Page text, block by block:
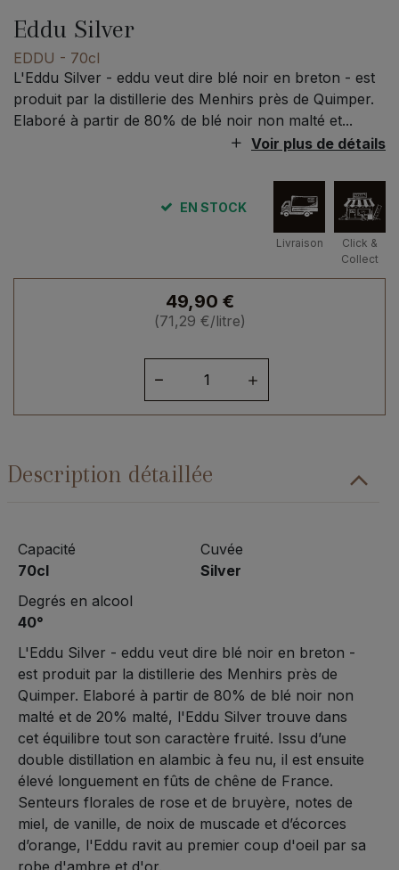
Eddu Silver
EDDU - 70cl
L'Eddu Silver - eddu veut dire blé noir en breton - est
produit par la distillerie des Menhirs près de Quimper.
Elaboré à partir de 80% de blé noir non malté et...
Voir plus de détails
EN STOCK
Livraison
Click &
Collect
49,90 €
(71,29 €/litre)
Eddu
Description détaillée
Capacité
70cl
Degrés en alcool
40°
Cuvée
Silver
L'Eddu Silver - eddu veut dire blé noir en breton -
est produit par la distillerie des Menhirs près de
Quimper. Elaboré à partir de 80% de blé noir non
malté et de 20% malté, l'Eddu Silver trouve dans
cet équilibre tout son caractère fruité. Issu d’une
double distillation en alambic à feu nu, il est ensuite
élevé longuement en fûts de chêne de France.
Senteurs florales de rose et de bruyère, notes de
miel, de vanille, de noix de muscade et d’écorces
d’orange, l'Eddu ravit au premier coup d'oeil par sa